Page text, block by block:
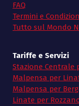
FAQ
Termini e
Tutto sul Mondo
Tariffe e Servizi
Stazione Centrale
Malpensa per
Malpensa per
Linate per